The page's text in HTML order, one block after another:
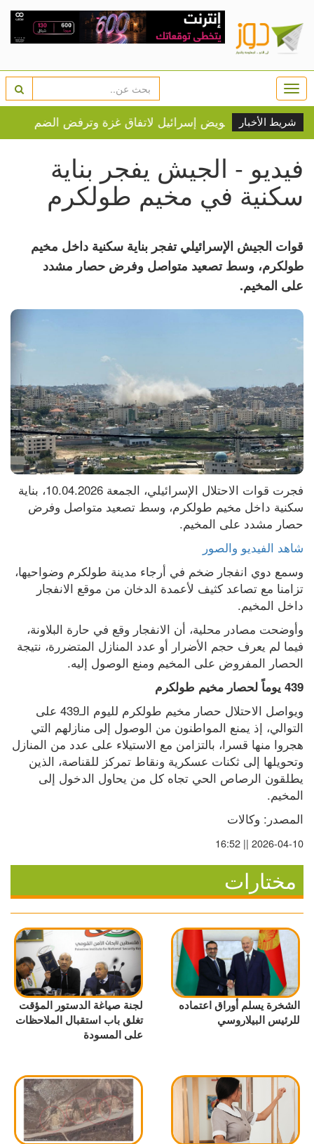
شريط الأخبار
فيديو - الجيش يفجر بناية
سكنية في مخيم طولكرم
قوات الجيش الإسرائيلي تفجر بناية سكنية داخل مخيم
طولكرم، وسط تصعيد متواصل وفرض حصار مشدد
على المخيم.
حصار مشدد على المخيم.
شاهد الفيديو والصور
داخل المخيم.
الحصار المفروض على المخيم ومنع الوصول إليه.
439 يوماً لحصار مخيم طولكرم
المخيم.
المصدر: وكالات
2026-04-10 || 16:52
مختارات
الشخرة يسلم أوراق اعتماده
للرئيس البيلاروسي
لجنة صياغة الدستور المؤقت
تغلق باب استقبال الملاحظات
على المسودة